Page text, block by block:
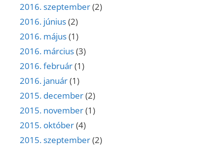
2016. szeptember(2)
2016. június(2)
2016. május(1)
2016. március(3)
2016. február(1)
2016. január(1)
2015. december(2)
2015. november(1)
2015. október(4)
2015. szeptember(2)